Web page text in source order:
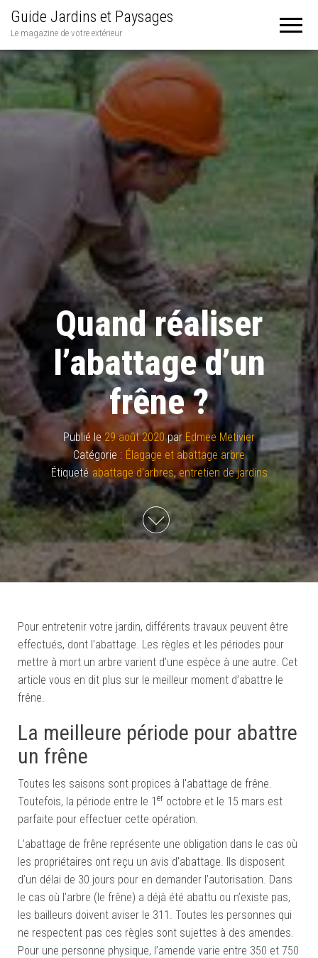
Guide Jardins et Paysages
Le magazine de votre extérieur
Quand réaliser
l’abattage d’un
frêne ?
Publié le 29 août 2020par Edmee Metivier
Catégorie : Élagage et abattage arbre
Étiqueté abattage d'arbres,entretien de jardins
Pour entretenir votre jardin, différents travaux peuvent être
effectués, dont l’abattage. Les règles et les périodes pour
mettre à mort un arbre varient d’une espèce à une autre. Cet
article vous en dit plus sur le meilleur moment d’abattre le
frêne.
La meilleure période pour abattre
un frêne
Toutes les saisons sont propices à l’abattage de frêne.
Toutefois, la période entre le 1 er octobre et le 15 mars est
parfaite pour effectuer cette opération.
L’abattage de frêne représente une obligation dans le cas où
les propriétaires ont reçu un avis d’abattage. Ils disposent
d’un délai de 30 jours pour en demander l’autorisation. Dans
le cas où l’arbre (le frêne) a déjà été abattu ou n’existe pas,
les bailleurs doivent aviser le 311. Toutes les personnes qui
ne respectent pas ces règles sont sujettes à des amendes.
Pour une personne physique, l’amende varie entre 350 et 750